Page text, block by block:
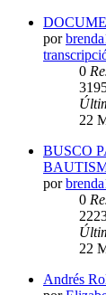
por
0
22
BUSCO
por
0
22
Andrés